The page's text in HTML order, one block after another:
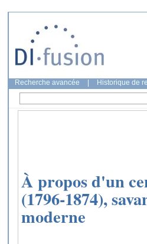
Recherche avancée Historique de
À propos d'un
(1796-1874),
moderne